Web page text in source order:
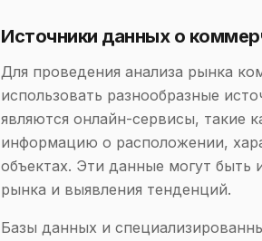
Источники данных о
Для проведения анализа рынка
использовать разнообразные
являются онлайн-сервисы, такие
информацию о расположении,
объектах. Эти данные могут быть
рынка и выявления тенденций.
Базы данных и